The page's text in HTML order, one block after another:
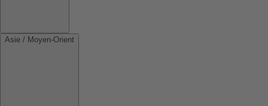
Asie / Moyen-Orient